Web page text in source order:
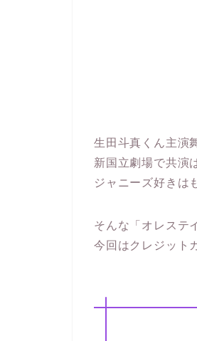
生田斗真くん主演
新国立劇場で共演
ジャニーズ好きは
そんな「オレステ
今回はクレジット